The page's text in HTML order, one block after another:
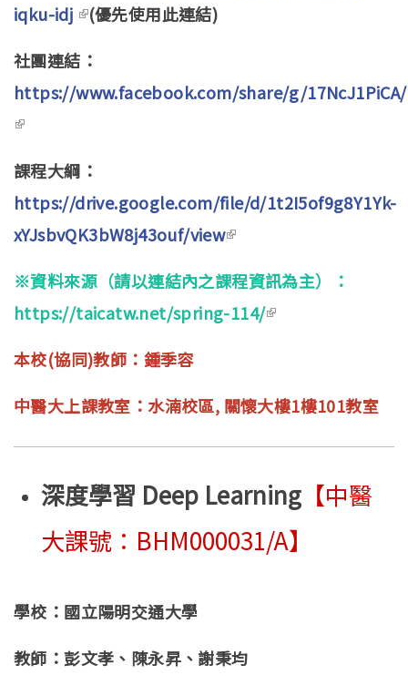
iqku-idj (link is external)
(優先使用此連結)
社團連結：
https://www.facebook.com/share/g/17NcJ1PiCA/
(link is external)
課程大綱：
https://drive.google.com/file/d/1t2I5of9g8Y1Yk-
xYJsbvQK3bW8j43ouf/view(link is external)
※資料來源（請以連結內之課程資訊為主）：
https://taicatw.net/spring-114/(link is external)
本校(協同)教師：鍾季容
中醫大上課教室：水湳校區, 關懷大樓1樓101教室
深度學習 Deep Learning 【中醫
大課號：BHM000031/A】
學校：國立陽明交通大學
教師：彭文孝、陳永昇、謝秉均